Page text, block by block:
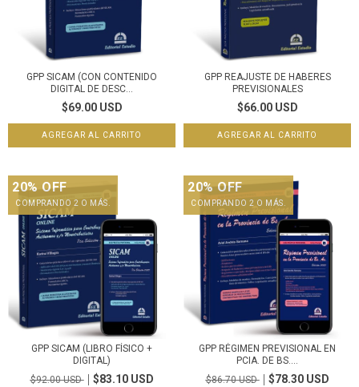
GPP SICAM (CON CONTENIDO
DIGITAL DE DESC...
$69.00 USD
GPP REAJUSTE DE HABERES
PREVISIONALES
$66.00 USD
20% OFF
COMPRANDO 2 O MÁS.
GPP SICAM (LIBRO FÍSICO +
DIGITAL)
$92.00 USD
$83.10 USD
20% OFF
COMPRANDO 2 O MÁS.
GPP RÉGIMEN PREVISIONAL EN
PCIA. DE BS....
$86.70 USD
$78.30 USD